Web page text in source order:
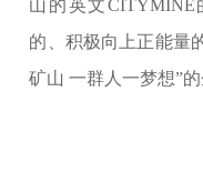
山的英文
的、积极向上正能量
矿山 一群人一梦想”的